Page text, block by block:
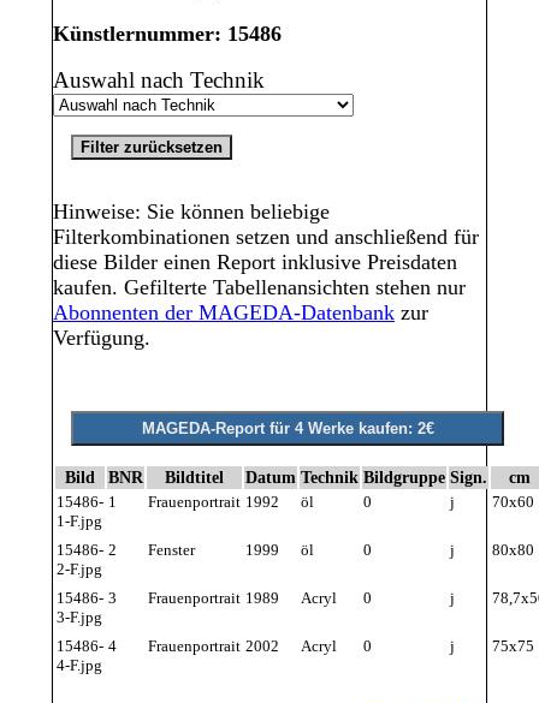
Künstlernummer: 15486
Auswahl nach Technik
Hinweise: Sie können beliebige
Filterkombinationen setzen und anschließend für
diese Bilder einen Report inklusive Preisdaten
kaufen. Gefilterte Tabellenansichten stehen nur
Abonnenten der MAGEDA-Datenbank zur
Verfügung.
Bild BNR Bildtitel Datum Technik Bildgruppe Sign. cm
15486-
1-F.jpg
1 Frauenportrait 1992 öl 0 j 70x60
15486-
2-F.jpg
2 Fenster 1999 öl 0 j 80x80
15486-
3-F.jpg
3 Frauenportrait 1989 Acryl 0 j
15486-
4-F.jpg
4 Frauenportrait 2002 Acryl 0 j 75x75